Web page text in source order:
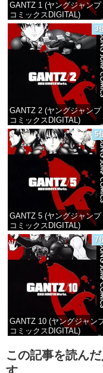
GANTZ 1 (ヤングジャンプ
コミックスDIGITAL)
価格：
3
GANTZ 2 (ヤングジャンプ
コミックスDIGITAL)
価格：
5
GANTZ 5 (ヤングジャンプ
コミックスDIGITAL)
価格：
7
GANTZ 10 (ヤングジャン
コミックスDIGITAL)
価格：
この記事を読ん